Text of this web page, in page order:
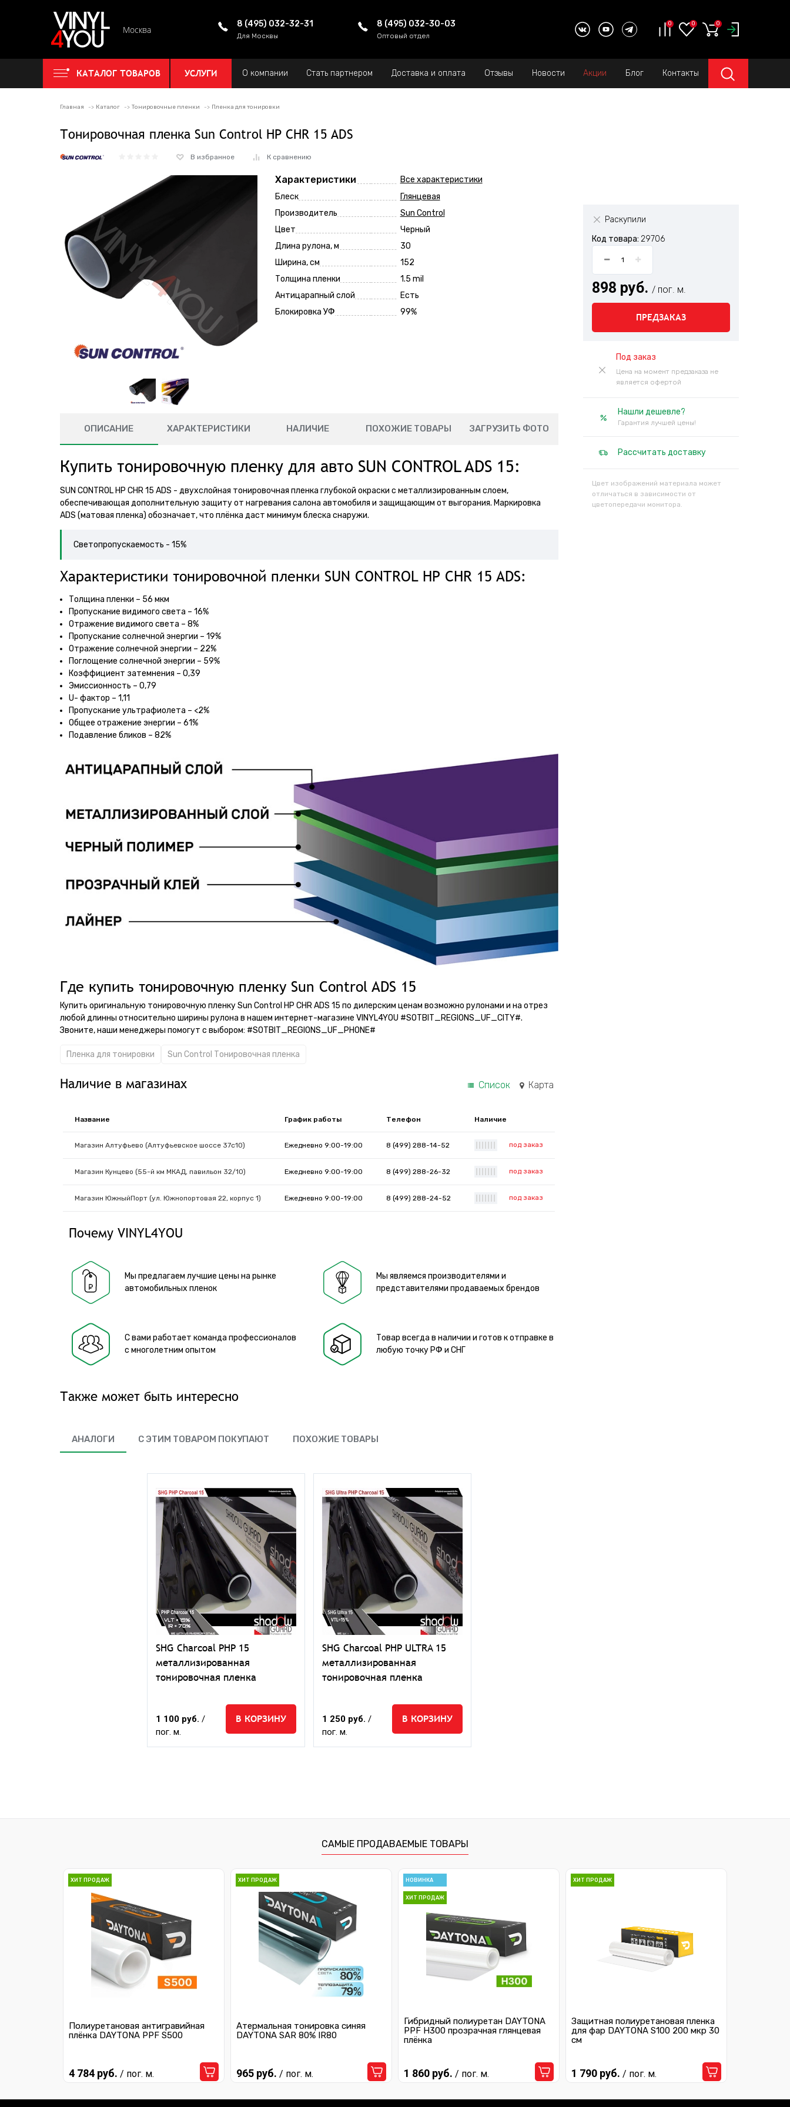
Москва
8 (495) 032-32-31
Для Москвы
8 (495) 032-30-03
Оптовый отдел
0 0 0
КАТАЛОГ ТОВАРОВ УСЛУГИ О компании Стать партнером Доставка и оплата Отзывы Новости Акции Блог Контакты
Главная Каталог Тонировочные пленки Пленка для тонировки
Тонировочная пленка Sun Control HP CHR 15 ADS
В избранное К сравнению
Характеристики
Все характеристики
Блеск
Глянцевая
Производитель
Sun Control
Цвет
Черный
Длина рулона, м
30
Ширина, см
152
Толщина пленки
1.5 mil
Антицарапный слой
Есть
Блокировка УФ
99%
Раскупили
Код товара: 29706
898 руб. / пог. м.
ПРЕДЗАКАЗ
Под заказ
Цена на момент предзаказа не
является офертой
Нашли дешевле?
Гарантия лучшей цены!
Рассчитать доставку
Цвет изображений материала может
отличаться в зависимости от
цветопередачи монитора.
ОПИСАНИЕ ХАРАКТЕРИСТИКИ НАЛИЧИЕ ПОХОЖИЕ ТОВАРЫ ЗАГРУЗИТЬ ФОТО
Купить тонировочную пленку для авто SUN CONTROL ADS 15:
SUN CONTROL HP CHR 15 ADS - двухслойная тонировочная пленка глубокой окраски с металлизированным слоем,
обеспечивающая дополнительную защиту от нагревания салона автомобиля и защищающим от выгорания. Маркировка
ADS (матовая пленка) обозначает, что плёнка даст минимум блеска снаружи.
Светопропускаемость - 15%
Характеристики тонировочной пленки SUN CONTROL HP CHR 15 ADS:
Толщина пленки – 56 мкм
Пропускание видимого света – 16%
Отражение видимого света – 8%
Пропускание солнечной энергии – 19%
Отражение солнечной энергии – 22%
Поглощение солнечной энергии – 59%
Коэффициент затемнения – 0,39
Эмиссионность – 0,79
U- фактор – 1,11
Пропускание ультрафиолета – <2%
Общее отражение энергии – 61%
Подавление бликов – 82%
Где купить тонировочную пленку Sun Control ADS 15
Купить оригинальную тонировочную пленку Sun Control HP CHR ADS 15 по дилерским ценам возможно рулонами и на отрез
любой длинны относительно ширины рулона в нашем интернет-магазине VINYL4YOU #SOTBIT_REGIONS_UF_CITY#.
Звоните, наши менеджеры помогут с выбором: #SOTBIT_REGIONS_UF_PHONE#
Пленка для тонировки Sun Control Тонировочная пленка
Наличие в магазинах Список Карта
Название График работы Телефон Наличие
Магазин Алтуфьево (Алтуфьевское шоссе 37с10) Ежедневно 9:00-19:00 8 (499) 288-14-52 под заказ
Магазин Кунцево (55-й км МКАД, павильон 32/10) Ежедневно 9:00-19:00 8 (499) 288-26-32 под заказ
Магазин ЮжныйПорт (ул. Южнопортовая 22, корпус 1) Ежедневно 9:00-19:00 8 (499) 288-24-52 под заказ
Почему VINYL4YOU
Мы предлагаем лучшие цены на рынке
автомобильных пленок
Мы являемся производителями и
представителями продаваемых брендов
С вами работает команда профессионалов
с многолетним опытом
Товар всегда в наличии и готов к отправке в
любую точку РФ и СНГ
Также может быть интересно
АНАЛОГИ С ЭТИМ ТОВАРОМ ПОКУПАЮТ ПОХОЖИЕ ТОВАРЫ
SHG Charcoal PHP 15
металлизированная
тонировочная пленка
1 100 руб. /
пог. м.
В КОРЗИНУ
SHG Charcoal PHP ULTRA 15
металлизированная
тонировочная пленка
1 250 руб. /
пог. м.
В КОРЗИНУ
САМЫЕ ПРОДАВАЕМЫЕ ТОВАРЫ
ХИТ ПРОДАЖ
Полиуретановая антигравийная
плёнка DAYTONA PPF S500
4 784 руб. / пог. м.
ХИТ ПРОДАЖ
Атермальная тонировка синяя
DAYTONA SAR 80% IR80
965 руб. / пог. м.
НОВИНКА
ХИТ ПРОДАЖ
Гибридный полиуретан DAYTONA
PPF H300 прозрачная глянцевая
плёнка
1 860 руб. / пог. м.
ХИТ ПРОДАЖ
Защитная полиуретановая пленка
для фар DAYTONA S100 200 мкр 30
см
1 790 руб. / пог. м.